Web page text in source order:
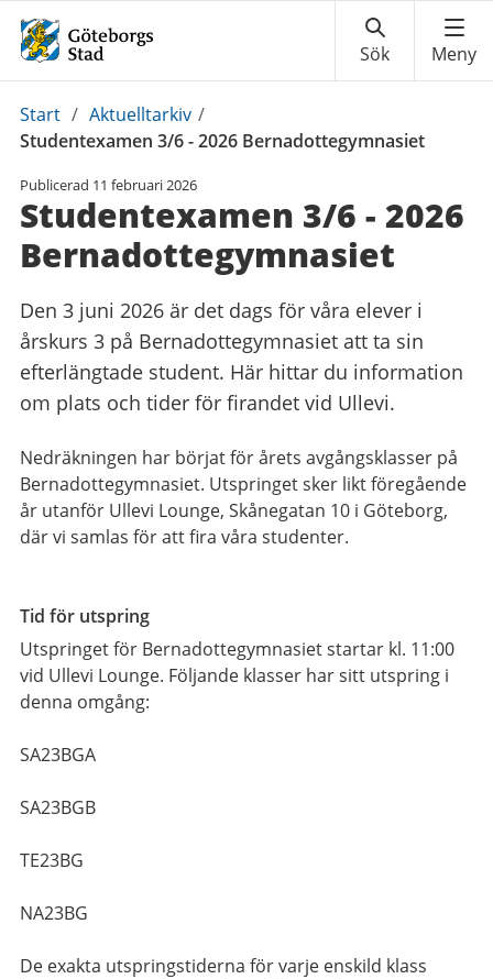
Du
är
Start / Aktuelltarkiv /
Studentexamen 3/6 - 2026 Bernadottegymnasiet
Publicerad 11 februari 2026
Studentexamen 3/6 - 2026
Bernadottegymnasiet
Den 3 juni 2026 är det dags för våra elever i
årskurs 3 på Bernadottegymnasiet att ta sin
efterlängtade student. Här hittar du information
om plats och tider för firandet vid Ullevi.
Nedräkningen har börjat för årets avgångsklasser på
Bernadottegymnasiet. Utspringet sker likt föregående
år utanför Ullevi Lounge, Skånegatan 10 i Göteborg,
där vi samlas för att fira våra studenter.
Tid för utspring
Utspringet för Bernadottegymnasiet startar kl. 11:00
vid Ullevi Lounge. Följande klasser har sitt utspring i
denna omgång:
SA23BGA
SA23BGB
TE23BG
NA23BG
De exakta utspringstiderna för varje enskild klass